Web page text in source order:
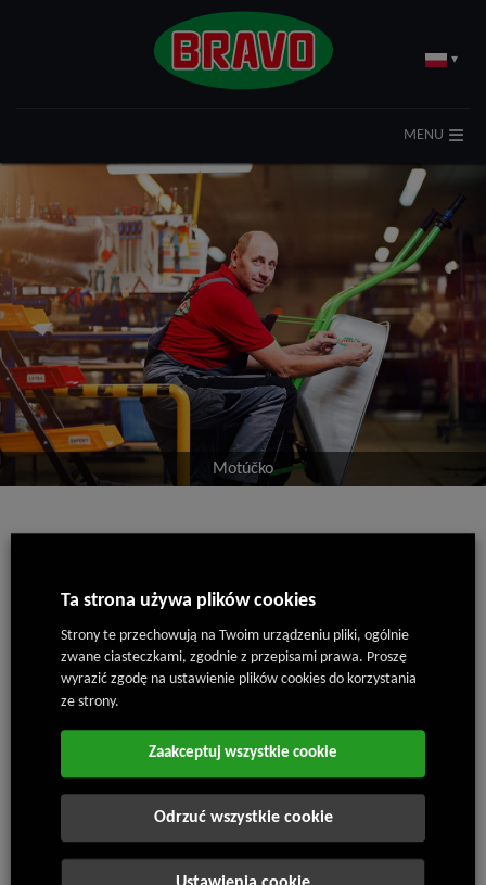
▾
MENU
Motúčko
Ta strona używa plików cookies
Strony te przechowują na Twoim urządzeniu pliki, ogólnie
zwane ciasteczkami, zgodnie z przepisami prawa. Proszę
wyrazić zgodę na ustawienie plików cookies do korzystania
ze strony.
Zaakceptuj wszystkie cookie
Odrzuć wszystkie cookie